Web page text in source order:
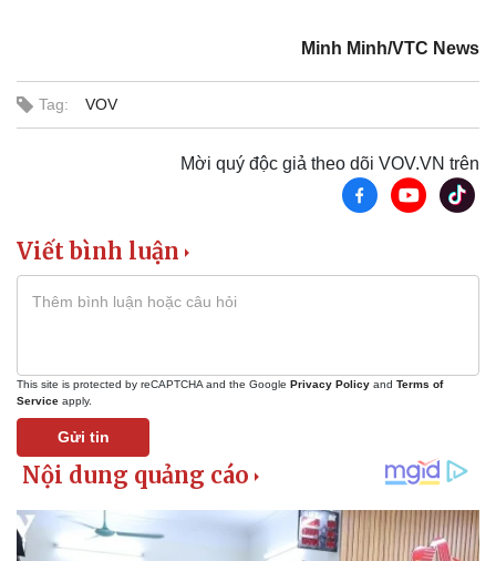
Minh Minh/VTC News
Tag: VOV
Mời quý độc giả theo dõi VOV.VN trên
Viết bình luận
This site is protected by reCAPTCHA and the Google Privacy Policy and Terms of
Service apply.
Gửi tin